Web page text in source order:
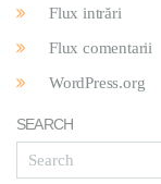
Flux intrări
Flux comentarii
WordPress.org
SEARCH